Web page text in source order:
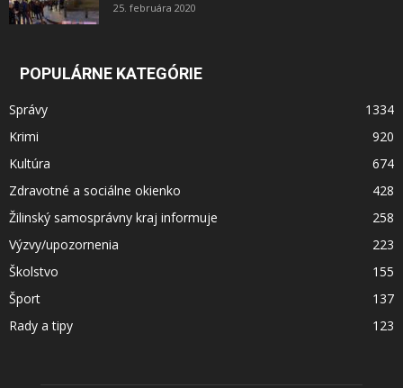
25. februára 2020
POPULÁRNE KATEGÓRIE
Správy
1334
Krimi
920
Kultúra
674
Zdravotné a sociálne okienko
428
Žilinský samosprávny kraj informuje
258
Výzvy/upozornenia
223
Školstvo
155
Šport
137
Rady a tipy
123